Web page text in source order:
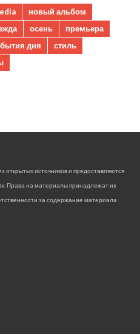
новый альбом
осень
премьера
дня
стиль
открытых источников и предоставляются
Права на материалы принадлежат их
за содержание материала